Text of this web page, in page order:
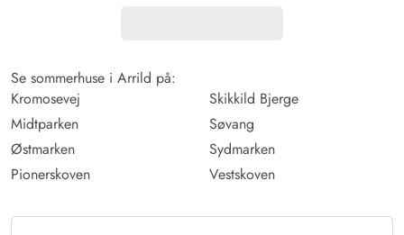
Se sommerhuse i Arrild på:
Kromosevej
Midtparken
Østmarken
Pionerskoven
Skikkild Bjerge
Søvang
Sydmarken
Vestskoven